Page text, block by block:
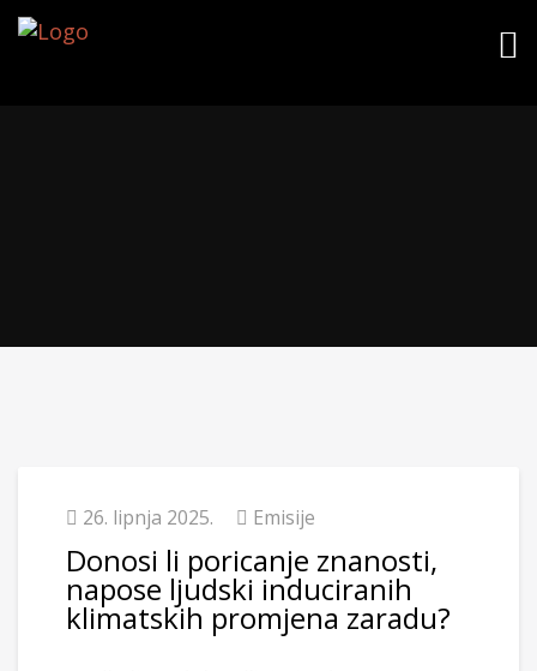
26. lipnja 2025. Emisije
Donosi li poricanje znanosti,
napose ljudski induciranih
klimatskih promjena zaradu?